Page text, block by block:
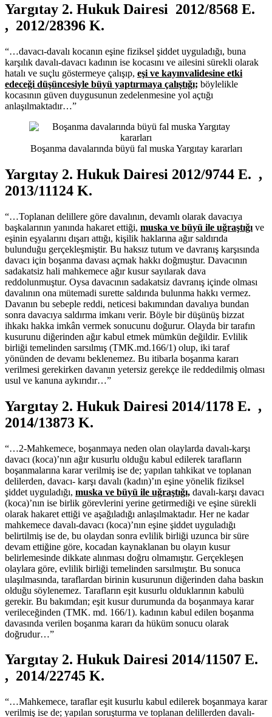
Yargıtay 2. Hukuk Dairesi 2012/8568 E.
, 2012/28396 K.
“…davacı-davalı kocanın eşine fiziksel şiddet uyguladığı, buna
karşılık davalı-davacı kadının ise kocasını ve ailesini sürekli olarak
hatalı ve suçlu göstermeye çalışıp, eşi ve kayınvalidesine etki
edeceği düşüncesiyle büyü yaptırmaya çalıştığı; böylelikle
kocasının güven duygusunun zedelenmesine yol açtığı
anlaşılmaktadır…”
Boşanma davalarında büyü fal muska Yargıtay kararları
Yargıtay 2. Hukuk Dairesi 2012/9744 E. ,
2013/11124 K.
“…Toplanan delillere göre davalının, devamlı olarak davacıya
başkalarının yanında hakaret ettiği, muska ve büyü ile uğraştığı ve
eşinin eşyalarını dışarı attığı, kişilik haklarına ağır saldırıda
bulunduğu gerçekleşmiştir. Bu haksız tutum ve davranış karşısında
davacı için boşanma davası açmak hakkı doğmuştur. Davacının
sadakatsiz hali mahkemece ağır kusur sayılarak dava
reddolunmuştur. Oysa davacının sadakatsiz davranış içinde olması
davalının ona mütemadi surette saldırıda bulunma hakkı vermez.
Davanın bu sebeple reddi, neticesi bakımından davalıya bundan
sonra davacıya saldırma imkanı verir. Böyle bir düşünüş bizzat
ihkakı hakka imkân vermek sonucunu doğurur. Olayda bir tarafın
kusurunu diğerinden ağır kabul etmek mümkün değildir. Evlilik
birliği temelinden sarsılmış (TMK.md.166/1) olup, iki taraf
yönünden de devamı beklenemez. Bu itibarla boşanma kararı
verilmesi gerekirken davanın yetersiz gerekçe ile reddedilmiş olması
usul ve kanuna aykırıdır…”
Yargıtay 2. Hukuk Dairesi 2014/1178 E. ,
2014/13873 K.
“…2-Mahkemece, boşanmaya neden olan olaylarda davalı-karşı
davacı (koca)’nın ağır kusurlu olduğu kabul edilerek tarafların
boşanmalarına karar verilmiş ise de; yapılan tahkikat ve toplanan
delilerden, davacı- karşı davalı (kadın)’ın eşine yönelik fiziksel
şiddet uyguladığı, muska ve büyü ile uğraştığı, davalı-karşı davacı
(koca)’nın ise birlik görevlerini yerine getirmediği ve eşine sürekli
olarak hakaret ettiği ve aşağıladığı anlaşılmaktadır. Her ne kadar
mahkemece davalı-davacı (koca)’nın eşine şiddet uyguladığı
belirtilmiş ise de, bu olaydan sonra evlilik birliği uzunca bir süre
devam ettiğine göre, kocadan kaynaklanan bu olayın kusur
belirlemesinde dikkate alınması doğru olmamıştır. Gerçekleşen
olaylara göre, evlilik birliği temelinden sarsılmıştır. Bu sonuca
ulaşılmasında, taraflardan birinin kusurunun diğerinden daha baskın
olduğu söylenemez. Tarafların eşit kusurlu olduklarının kabulü
gerekir. Bu bakımdan; eşit kusur durumunda da boşanmaya karar
verileceğinden (TMK. md. 166/1). kadının kabul edilen boşanma
davasında verilen boşanma kararı da hüküm sonucu olarak
doğrudur…”
Yargıtay 2. Hukuk Dairesi 2014/11507 E.
, 2014/22745 K.
“…Mahkemece, taraflar eşit kusurlu kabul edilerek boşanmaya karar
verilmiş ise de; yapılan soruşturma ve toplanan delillerden davalı-